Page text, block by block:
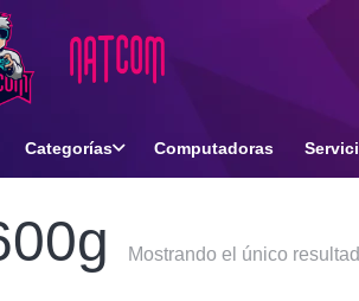
Categorías Computadoras
Mostrando el único